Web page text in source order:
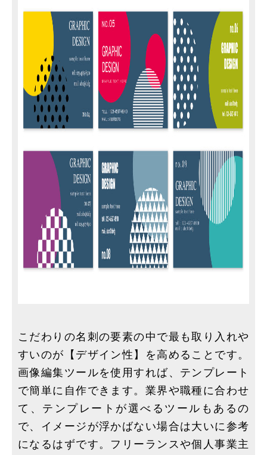
こだわりの名刺の要素の中で最も取り入れや
すいのが【デザイン性】を高めることです。
画像編集ツールを使用すれば、テンプレート
で簡単に自作できます。業界や職種に合わせ
て、テンプレートが選べるツールもあるの
で、イメージが浮かばない場合は大いに参考
になるはずです。フリーランスや個人事業主